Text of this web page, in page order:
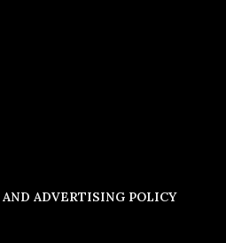
ADVERTISING POLICY